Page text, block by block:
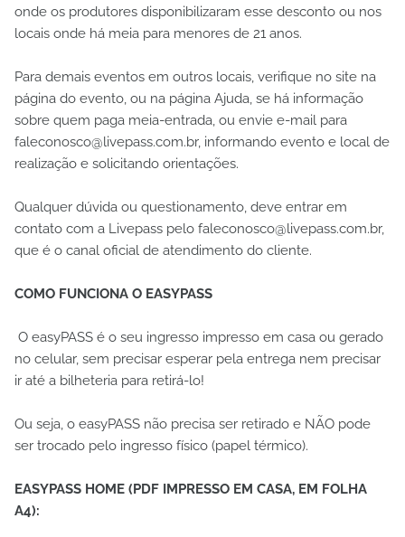
onde os produtores disponibilizaram esse desconto ou nos
locais onde há meia para menores de 21 anos.
Para demais eventos em outros locais, verifique no site na
página do evento, ou na página Ajuda, se há informação
sobre quem paga meia-entrada, ou envie e-mail para
faleconosco@livepass.com.br, informando evento e local de
realização e solicitando orientações.
Qualquer dúvida ou questionamento, deve entrar em
contato com a Livepass pelo faleconosco@livepass.com.br,
que é o canal oficial de atendimento do cliente.
COMO FUNCIONA O EASYPASS
O easyPASS é o seu ingresso impresso em casa ou gerado
no celular, sem precisar esperar pela entrega nem precisar
ir até a bilheteria para retirá-lo!
Ou seja, o easyPASS não precisa ser retirado e NÃO pode
ser trocado pelo ingresso físico (papel térmico).
EASYPASS HOME (PDF IMPRESSO EM CASA, EM FOLHA
A4):